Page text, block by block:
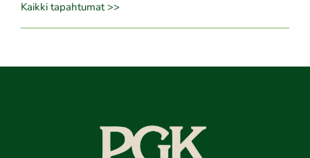
Kaikki tapahtumat >>